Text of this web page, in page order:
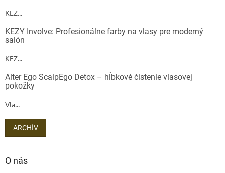
KEZ...
KEZY Involve: Profesionálne farby na vlasy pre moderný
salón
KEZ...
Alter Ego ScalpEgo Detox – hĺbkové čistenie vlasovej
pokožky
Vla...
ARCHÍV
O nás